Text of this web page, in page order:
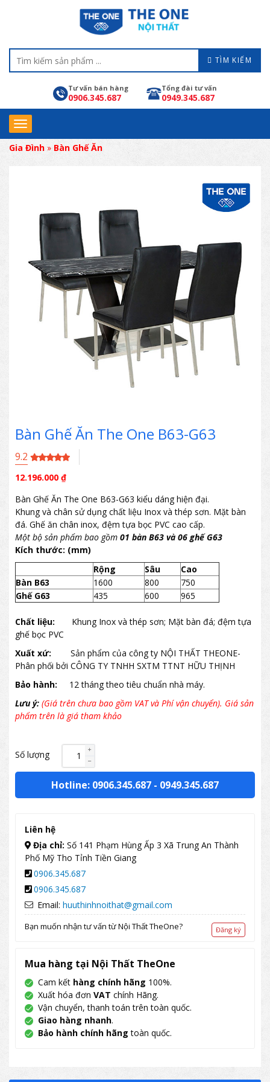
TÌM KIẾM
Tư vấn bán hàng
0906.345.687
Tổng đài tư vấn
0949.345.687
Gia Đình » Bàn Ghế Ăn
Bàn Ghế Ăn The One B63-G63
9.2
12.196.000 ₫
Bàn Ghế Ăn The One B63-G63 kiểu dáng hiện đại.
Khung và chân sử dụng chất liệu Inox và thép sơn. Mặt bàn
đá. Ghế ăn chân inox, đệm tựa bọc PVC cao cấp.
Một bộ sản phẩm bao gồm 01 bàn B63 và 06 ghế G63
Kích thước: (mm)
Rộng
Sâu
Cao
Bàn B63
1600 800
750
Ghế G63
435 600 965
Chất liệu:
Khung Inox và thép sơn; Mặt bàn đá; đệm tựa
ghế bọc PVC
Xuất xứ:
Sản phẩm của công ty NỘI THẤT THEONE-
Phân phối bởi CÔNG TY TNHH SXTM TTNT HỮU THỊNH
Bảo hành:
12 tháng theo tiêu chuẩn nhà máy.
Lưu ý: (Giá trên chưa bao gồm VAT và Phí vận chuyển). Giá sản
phẩm trên là giá tham khảo
Số lượng
Hotline: 0906.345.687 - 0949.345.687
Liên hệ
Địa chỉ: Số 141 Phạm Hùng Ấp 3 Xã Trung An Thành
Phố Mỹ Tho Tỉnh Tiền Giang
0906.345.687
0906.345.687
Email: huuthinhnoithat@gmail.com
Bạn muốn nhận tư vấn từ Nội Thất TheOne? Đăng ký
Mua hàng tại Nội Thất TheOne
Cam kết hàng chính hãng 100%.
Xuất hóa đơn VAT chính Hãng.
Vận chuyển, thanh toán trên toàn quốc.
Giao hàng nhanh.
Bảo hành chính hãng toàn quốc.